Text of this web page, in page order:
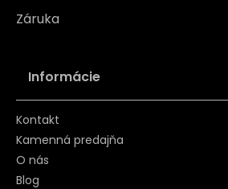
Záruka
Informácie
Kontakt
Kamenná predajňa
O nás
Blog